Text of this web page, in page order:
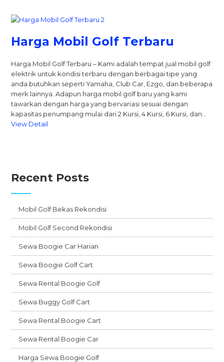
Harga Mobil Golf Terbaru
Harga Mobil Golf Terbaru – Kami adalah tempat jual mobil golf
elektrik untuk kondisi terbaru dengan berbagai tipe yang
anda butuhkan seperti Yamaha, Club Car, Ezgo, dan beberapa
merk lainnya. Adapun harga mobil golf baru yang kami
tawarkan dengan harga yang bervariasi sesuai dengan
kapasitas penumpang mulai dari 2 Kursi, 4 Kursi, 6 Kursi, dan…
View Detail
Recent Posts
Mobil Golf Bekas Rekondisi
Mobil Golf Second Rekondisi
Sewa Boogie Car Harian
Sewa Boogie Golf Cart
Sewa Rental Boogie Golf
Sewa Buggy Golf Cart
Sewa Rental Boogie Cart
Sewa Rental Boogie Car
Harga Sewa Boogie Golf